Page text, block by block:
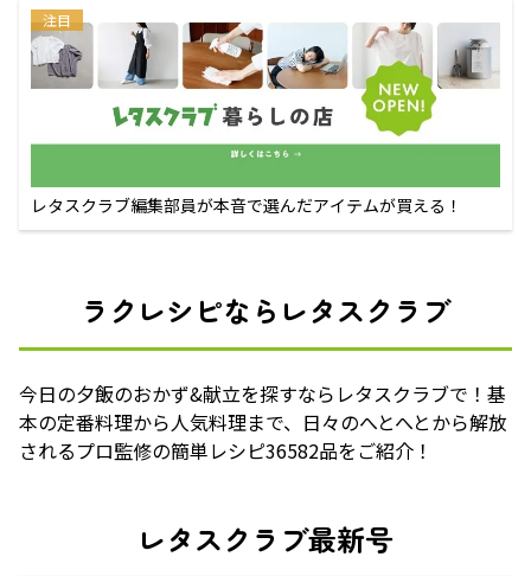
注目
レタスクラブ編集部員が本音で選んだアイテムが買える！
ラクレシピならレタスクラブ
今日の夕飯のおかず&献立を探すならレタスクラブで！基
本の定番料理から人気料理まで、日々のへとへとから解放
されるプロ監修の簡単レシピ36582品をご紹介！
レタスクラブ最新号